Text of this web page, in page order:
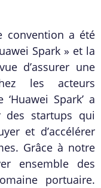
convention a été
Spark » et la
d’assurer une
les acteurs
Spark’ a
des startups qui
et d’accélérer
Grâce à notre
ensemble des
portuaire.